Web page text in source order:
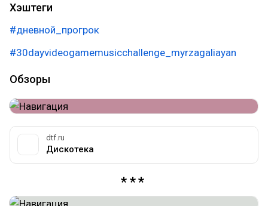
Хэштеги
#дневной_прогрок
#30dayvideogamemusicchallenge_myrzagaliayan
Обзоры
dtf.ru
Дискотека